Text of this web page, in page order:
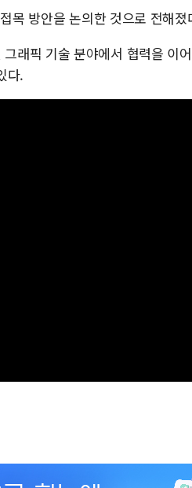
목 방안을 논의한 것으로 전해졌
래픽 기술 분야에서 협력을 이
다.